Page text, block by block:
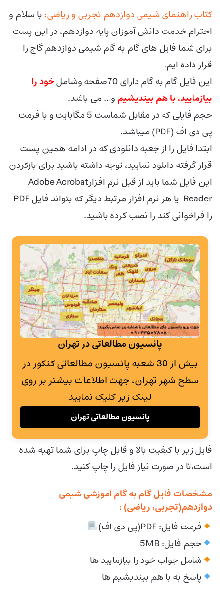
کتاب راهنمای شیمی دوازدهم تجربی و ریاضی: با سلام و
احترام خدمت دانش آموزان پایه دوازدهم، در این پست
برای شما فایل های گام به گام شیمی دوازدهم گاج را
قرار داده ایم.
این فایل گام به گام دارای 70صفحه وشامل
خود را
بیازمایید، با هم بیندیشیم و… می باشد.
حجم فایلی که در مقابل شماست 5 مگابایت و با فرمت
پی دی اف (PDF) میباشد.
ابتدا فایل را از جعبه دانلودی که در ادامه همین پست
قرار گرفته دانلود نمایید، توجه داشته باشید برای بازکردن
این فایل شما باید از قبل نرم افزارAdobe Acrobat
را فراخوانی کند را نصب کرده باشید.
پانسیون مطالعاتی در تهران
بیش از 30 شعبه پانسیون مطالعاتی کنکور در
سطح شهر تهران، جهت اطلاعات بیشتر بر روی
لینک زیر کلیک نمایید
پانسیون مطالعاتی تهران
فایل زیر با کیفیت بالا و قابل چاپ برای شما تهیه شده
است،تا در صورت نیاز فایل را چاپ کنید.
مشخصات فایل گام به گام آموزشی شیمی
دوازدهم(تجربی، ریاضی) :
فرمت فایل: PDF(پی دی اف)
حجم فایل: 5MB
شامل جواب خود را بیازمایید ها
پاسخ به با هم بیندیشیم ها